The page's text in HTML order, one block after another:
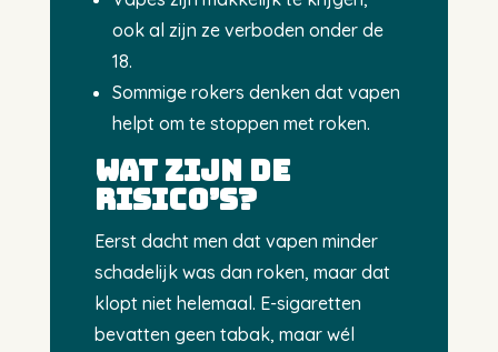
ook al zijn ze verboden onder de
18.
Sommige rokers denken dat vapen
helpt om te stoppen met roken.
Wat zijn de
risico’s?
Eerst dacht men dat vapen minder
schadelijk was dan roken, maar dat
klopt niet helemaal. E-sigaretten
bevatten geen tabak, maar wél